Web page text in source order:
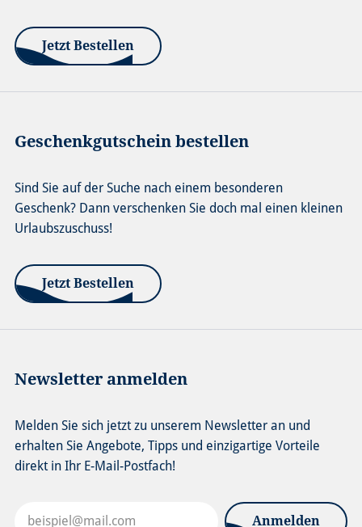
Jetzt Bestellen
Geschenkgutschein bestellen
Sind Sie auf der Suche nach einem besonderen
Geschenk? Dann verschenken Sie doch mal einen kleinen
Urlaubszuschuss!
Jetzt Bestellen
Newsletter anmelden
Melden Sie sich jetzt zu unserem Newsletter an und
erhalten Sie Angebote, Tipps und einzigartige Vorteile
direkt in Ihr E-Mail-Postfach!
Anmelden